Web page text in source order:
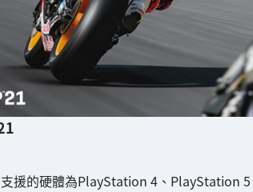
援的硬體為PlayStation 4、PlayStation